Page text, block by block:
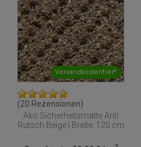
Versandkostenfrei*
(20 Rezensionen)
Ako Sicherheitsmatte Anti
Rutsch Beige | Breite: 120 cm